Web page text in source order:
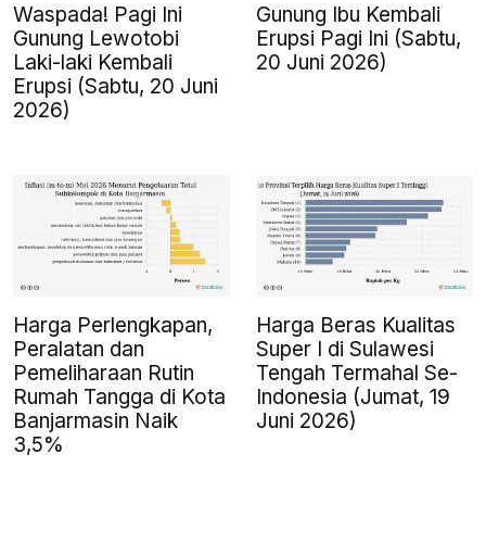
Waspada! Pagi Ini
Gunung Lewotobi
Laki-laki Kembali
Erupsi (Sabtu, 20 Juni
2026)
Gunung Ibu Kembali
Erupsi Pagi Ini (Sabtu,
20 Juni 2026)
Harga Perlengkapan,
Peralatan dan
Pemeliharaan Rutin
Rumah Tangga di Kota
Banjarmasin Naik
3,5%
Harga Beras Kualitas
Super I di Sulawesi
Tengah Termahal Se-
Indonesia (Jumat, 19
Juni 2026)